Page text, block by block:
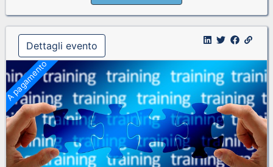
Dettagli evento
A pagamento